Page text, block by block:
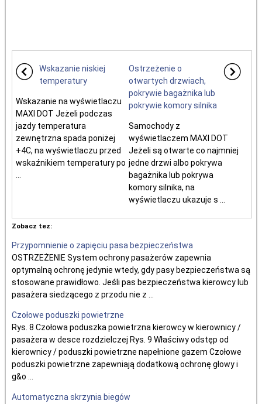
Wskazanie niskiej
temperatury
Wskazanie na wyświetlaczu
MAXI DOT Jeżeli podczas
jazdy temperatura
zewnętrzna spada poniżej
+4C, na wyświetlaczu przed
wskaźnikiem temperatury po
Ostrzeżenie o
otwartych drzwiach,
pokrywie bagażnika lub
pokrywie komory silnika
Samochody z
wyświetlaczem MAXI DOT
Jeżeli są otwarte co najmniej
jedne drzwi albo pokrywa
bagażnika lub pokrywa
komory silnika, na
wyświetlaczu ukazuje s ...
Zobacz tez:
Przypomnienie o zapięciu pasa bezpieczeństwa
OSTRZEŻENIE System ochrony pasażerów zapewnia
optymalną ochronę jedynie wtedy, gdy pasy bezpieczeństwa są
stosowane prawidłowo. Jeśli pas bezpieczeństwa kierowcy lub
pasażera siedzącego z przodu nie z ...
Czołowe poduszki powietrzne
Rys. 8 Czołowa poduszka powietrzna kierowcy w kierownicy /
pasażera w desce rozdzielczej Rys. 9 Właściwy odstęp od
kierownicy / poduszki powietrzne napełnione gazem Czołowe
poduszki powietrzne zapewniają dodatkową ochronę głowy i
g&o ...
Automatyczna skrzynia biegów